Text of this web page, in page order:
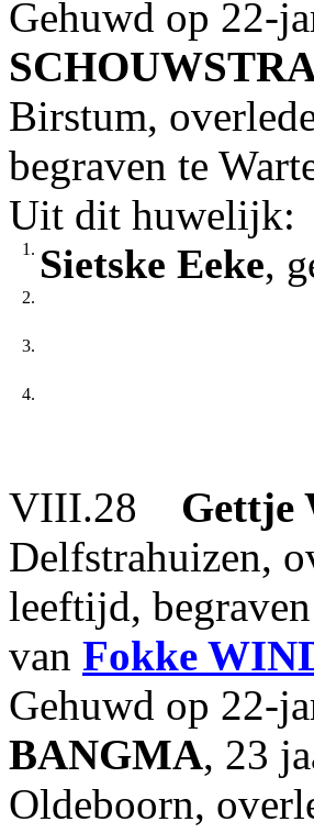
Gehuwd op 22-
Birstum,
begraven te
Uit dit huwelijk:
1. Sietske Eeke,
2.
3.
4.
VIII.28 Gettje
Delfstrahuizen,
leeftijd,
van Fokke
Gehuwd op 22-
BANGMA, 23
Oldeboorn,